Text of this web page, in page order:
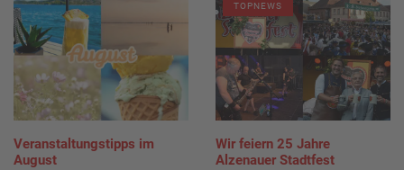
Veranstaltungstipps im
August
TOPNEWS
Wir feiern 25 Jahre
Alzenauer Stadtfest